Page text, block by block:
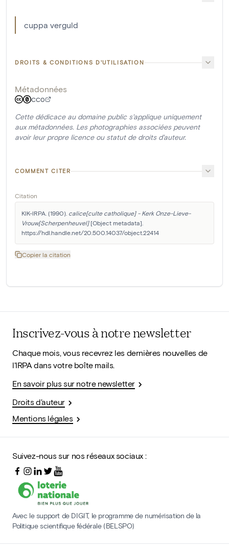
cuppa verguld
DROITS & CONDITIONS D'UTILISATION
Métadonnées
CC0
Cette dédicace au domaine public s'applique uniquement
aux métadonnées. Les photographies associées peuvent
avoir leur propre licence ou statut de droits d'auteur.
COMMENT CITER
Citation
KIK-IRPA. (1990). calice[culte catholique] - Kerk Onze-Lieve-
Vrouw[Scherpenheuvel] [Object metadata].
https://hdl.handle.net/20.500.14037/object.22414
Copier la citation
Inscrivez-vous à notre newsletter
Chaque mois, vous recevrez les dernières nouvelles de
l'IRPA dans votre boîte mails.
En savoir plus sur notre newsletter
Droits d'auteur
Mentions légales
Suivez-nous sur nos réseaux sociaux :
Avec le support de DIGIT, le programme de numérisation de la
Politique scientifique fédérale (BELSPO)